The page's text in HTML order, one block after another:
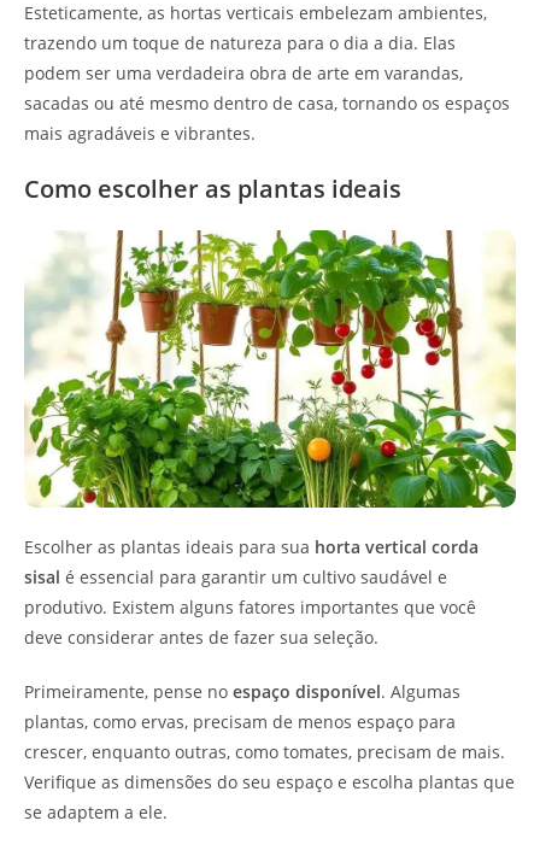
Esteticamente, as hortas verticais embelezam ambientes,
trazendo um toque de natureza para o dia a dia. Elas
podem ser uma verdadeira obra de arte em varandas,
sacadas ou até mesmo dentro de casa, tornando os espaços
mais agradáveis e vibrantes.
Como escolher as plantas ideais
Escolher as plantas ideais para sua horta vertical corda
sisal é essencial para garantir um cultivo saudável e
produtivo. Existem alguns fatores importantes que você
deve considerar antes de fazer sua seleção.
Primeiramente, pense no espaço disponível. Algumas
plantas, como ervas, precisam de menos espaço para
crescer, enquanto outras, como tomates, precisam de mais.
Verifique as dimensões do seu espaço e escolha plantas que
se adaptem a ele.